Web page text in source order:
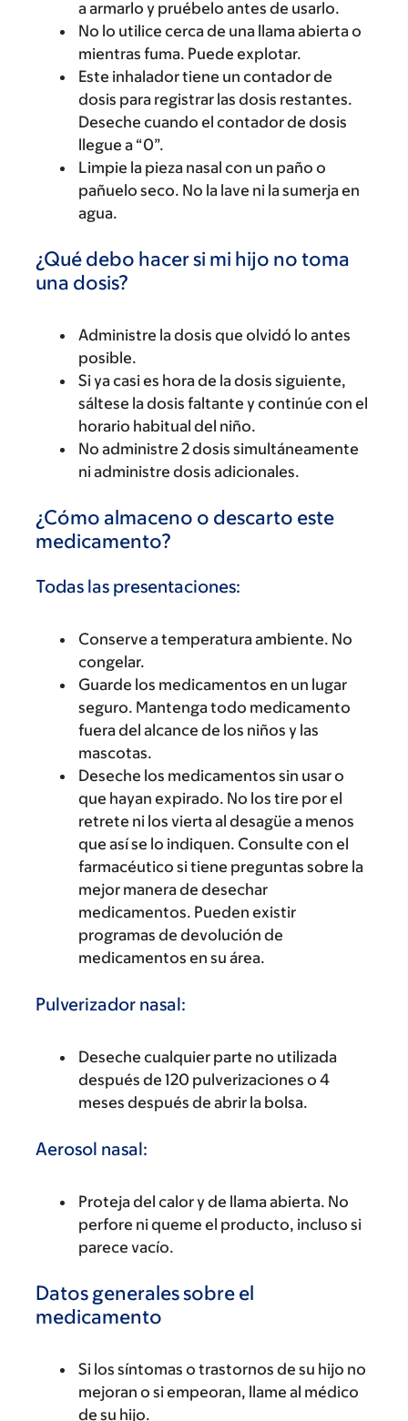
a armarlo y pruébelo antes de usarlo.
No lo utilice cerca de una llama abierta o
mientras fuma. Puede explotar.
Este inhalador tiene un contador de
dosis para registrar las dosis restantes.
Deseche cuando el contador de dosis
llegue a “0”.
Limpie la pieza nasal con un paño o
pañuelo seco. No la lave ni la sumerja en
agua.
¿Qué debo hacer si mi hijo no toma
una dosis?
Administre la dosis que olvidó lo antes
posible.
Si ya casi es hora de la dosis siguiente,
sáltese la dosis faltante y continúe con el
horario habitual del niño.
No administre 2 dosis simultáneamente
ni administre dosis adicionales.
¿Cómo almaceno o descarto este
medicamento?
Todas las presentaciones:
Conserve a temperatura ambiente. No
congelar.
Guarde los medicamentos en un lugar
seguro. Mantenga todo medicamento
fuera del alcance de los niños y las
mascotas.
Deseche los medicamentos sin usar o
que hayan expirado. No los tire por el
retrete ni los vierta al desagüe a menos
que así se lo indiquen. Consulte con el
farmacéutico si tiene preguntas sobre la
mejor manera de desechar
medicamentos. Pueden existir
programas de devolución de
medicamentos en su área.
Pulverizador nasal:
Deseche cualquier parte no utilizada
después de 120 pulverizaciones o 4
meses después de abrir la bolsa.
Aerosol nasal:
Proteja del calor y de llama abierta. No
perfore ni queme el producto, incluso si
parece vacío.
Datos generales sobre el
medicamento
Si los síntomas o trastornos de su hijo no
mejoran o si empeoran, llame al médico
de su hijo.